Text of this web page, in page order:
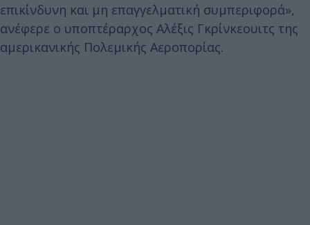
επικίνδυνη και μη επαγγελματική συμπεριφορά»,
ανέφερε ο υποπτέραρχος Αλέξις Γκρίνκεουιτς της
αμερικανικής Πολεμικής Αεροπορίας.